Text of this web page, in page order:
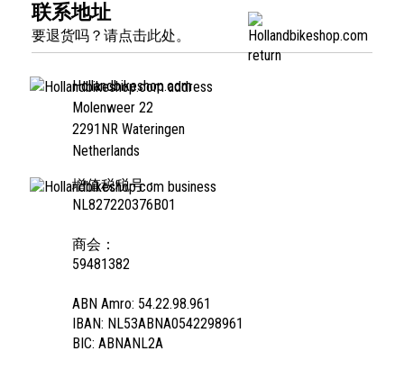
联系地址
要退货吗？请点击此处。
Hollandbikeshop.com
Molenweer 22
2291NR Wateringen
Netherlands
增值税税号：
NL827220376B01
商会：
59481382
ABN Amro: 54.22.98.961
IBAN: NL53ABNA0542298961
BIC: ABNANL2A